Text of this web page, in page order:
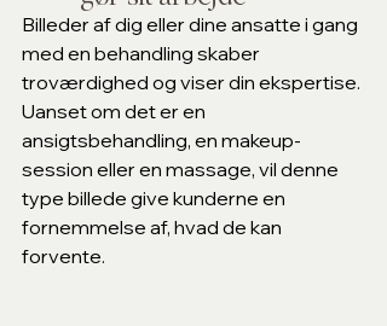
Billeder af dig eller dine ansatte i gang
med en behandling skaber
troværdighed og viser din ekspertise.
Uanset om det er en
ansigtsbehandling, en makeup-
session eller en massage, vil denne
type billede give kunderne en
fornemmelse af, hvad de kan
forvente.